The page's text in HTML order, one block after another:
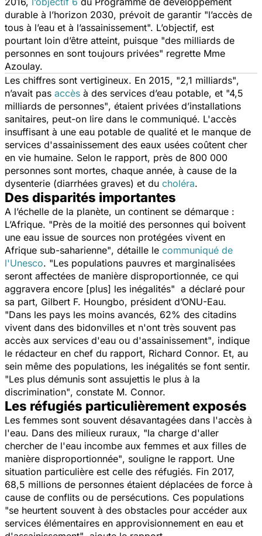
durable à l’horizon 2030, prévoit de garantir "l’accès de
tous à l’eau et à l’assainissement". L’objectif, est
pourtant loin d’être atteint, puisque "des milliards de
personnes en sont toujours privées" regrette Mme
Azoulay.
Les chiffres sont vertigineux. En 2015, "2,1 milliards",
n’avait pas accès à des services d’eau potable, et "4,5
milliards de personnes", étaient privées d’installations
sanitaires, peut-on lire dans le communiqué. L'accès
insuffisant à une eau potable de qualité et le manque de
services d'assainissement des eaux usées coûtent cher
en vie humaine. Selon le rapport, près de 800 000
personnes sont mortes, chaque année, à cause de la
dysenterie (diarrhées graves) et du choléra.
Des disparités importantes
A l’échelle de la planète, un continent se démarque :
L’Afrique. "Près de la moitié des personnes qui boivent
une eau issue de sources non protégées vivent en
Afrique sub-saharienne", détaille le communiqué de
l'Unesco. "Les populations pauvres et marginalisées
seront affectées de manière disproportionnée, ce qui
aggravera encore [plus] les inégalités" a déclaré pour
sa part, Gilbert F. Houngbo, président d’ONU-Eau.
"Dans les pays les moins avancés, 62% des citadins
vivent dans des bidonvilles et n'ont très souvent pas
accès aux services d'eau ou d'assainissement", indique
le rédacteur en chef du rapport, Richard Connor. Et, au
sein même des populations, les inégalités se font sentir.
"Les plus démunis sont assujettis le plus à la
discrimination", constate M. Connor.
Les réfugiés particulièrement exposés
Les femmes sont souvent désavantagées dans l'accès à
l'eau. Dans des milieux ruraux, "la charge d'aller
chercher de l'eau incombe aux femmes et aux filles de
manière disproportionnée", souligne le rapport. Une
situation particulière est celle des réfugiés. Fin 2017,
68,5 millions de personnes étaient déplacées de force à
cause de conflits ou de persécutions. Ces populations
"se heurtent souvent à des obstacles pour accéder aux
services élémentaires en approvisionnement en eau et